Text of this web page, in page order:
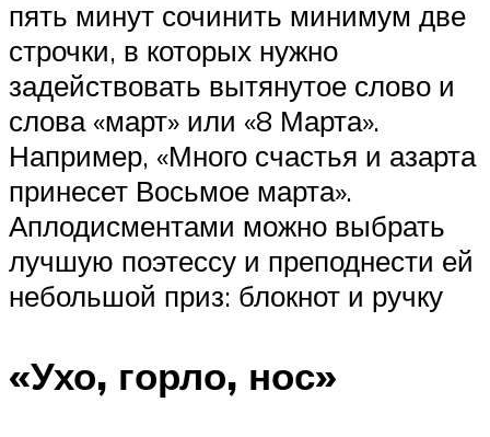
пять минут сочинить минимум две
строчки, в которых нужно
задействовать вытянутое слово и
слова «март» или «8 Марта».
Например, «Много счастья и азарта
принесет Восьмое марта».
Аплодисментами можно выбрать
лучшую поэтессу и преподнести ей
небольшой приз: блокнот и ручку
«Ухо, горло, нос»